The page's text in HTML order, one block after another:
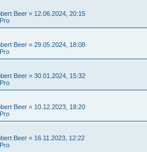
Beer « 12.06.2024, 20:15
Beer « 29.05.2024, 18:08
Beer « 30.01.2024, 15:32
Beer « 10.12.2023, 18:20
Beer « 16.11.2023, 12:22